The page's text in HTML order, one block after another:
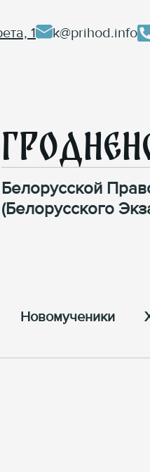
1 k@prihod.info
Белорусской
(Белорусского
Новомученики